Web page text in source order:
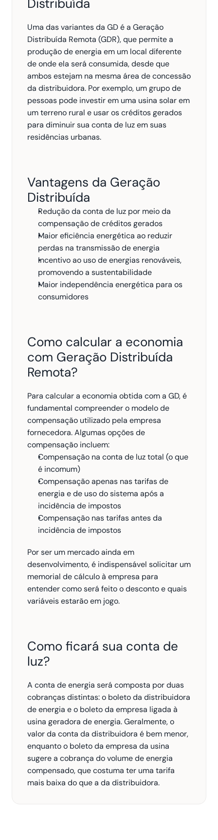
Distribuída
Uma das variantes da GD é a Geração
Distribuída Remota (GDR), que permite a
produção de energia em um local diferente
de onde ela será consumida, desde que
ambos estejam na mesma área de concessão
da distribuidora. Por exemplo, um grupo de
pessoas pode investir em uma usina solar em
um terreno rural e usar os créditos gerados
para diminuir sua conta de luz em suas
residências urbanas.
Vantagens da Geração
Distribuída
Redução da conta de luz por meio da
compensação de créditos gerados
Maior eficiência energética ao reduzir
perdas na transmissão de energia
Incentivo ao uso de energias renováveis,
promovendo a sustentabilidade
Maior independência energética para os
consumidores
Como calcular a economia
com Geração Distribuída
Remota?
Para calcular a economia obtida com a GD, é
fundamental compreender o modelo de
compensação utilizado pela empresa
fornecedora. Algumas opções de
compensação incluem:
Compensação na conta de luz total (o que
é incomum)
Compensação apenas nas tarifas de
energia e de uso do sistema após a
incidência de impostos
Compensação nas tarifas antes da
incidência de impostos
Por ser um mercado ainda em
desenvolvimento, é indispensável solicitar um
memorial de cálculo à empresa para
entender como será feito o desconto e quais
variáveis estarão em jogo.
Como ficará sua conta de
luz?
A conta de energia será composta por duas
cobranças distintas: o boleto da distribuidora
de energia e o boleto da empresa ligada à
usina geradora de energia. Geralmente, o
valor da conta da distribuidora é bem menor,
enquanto o boleto da empresa da usina
sugere a cobrança do volume de energia
compensado, que costuma ter uma tarifa
mais baixa do que a da distribuidora.